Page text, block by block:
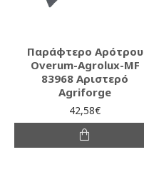
Παράφτερο Αρότρου
Overum-Agrolux-MF
83968 Αριστερό
Agriforge
42,58€